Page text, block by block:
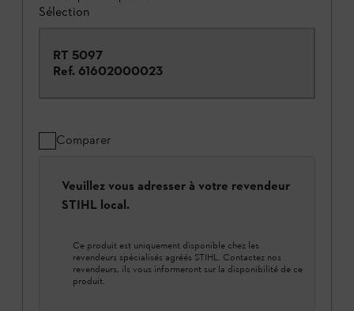
Sélection
RT 5097
Ref. 61602000023
Comparer
Veuillez vous adresser à votre revendeur
STIHL local.
Ce produit est uniquement disponible chez les
revendeurs spécialisés agréés STIHL. Contactez nos
revendeurs, ils vous informeront sur la disponibilité de ce
produit.